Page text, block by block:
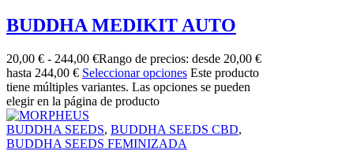
BUDDHA MEDIKIT AUTO
20,00 € - 244,00 €Rango de precios: desde 20,00 €
hasta 244,00 € Seleccionar opciones Este producto
tiene múltiples variantes. Las opciones se pueden
elegir en la página de producto
BUDDHA SEEDS, BUDDHA SEEDS CBD,
BUDDHA SEEDS FEMINIZADA